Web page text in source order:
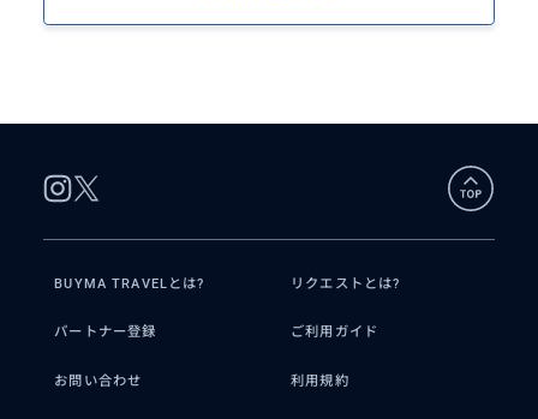
BUYMA TRAVELとは? リクエストとは?
パートナー登録 ご利用ガイド
お問い合わせ 利用規約